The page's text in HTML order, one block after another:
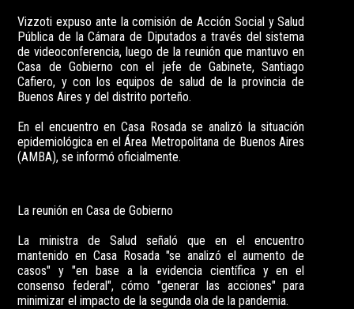
Vizzoti expuso ante la comisión de Acción Social y Salud
Pública de la Cámara de Diputados a través del sistema
de videoconferencia, luego de la reunión que mantuvo en
Casa de Gobierno con el jefe de Gabinete, Santiago
Cafiero, y con los equipos de salud de la provincia de
Buenos Aires y del distrito porteño.
En el encuentro en Casa Rosada se analizó la situación
epidemiológica en el Área Metropolitana de Buenos Aires
(AMBA), se informó oficialmente.
La reunión en Casa de Gobierno
La ministra de Salud señaló que en el encuentro
mantenido en Casa Rosada "se analizó el aumento de
casos" y "en base a la evidencia científica y en el
consenso federal", cómo "generar las acciones" para
minimizar el impacto de la segunda ola de la pandemia.